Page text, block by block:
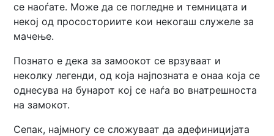
се наоѓате. Може да се погледне и темницата и
некој од прососториите кои некогаш служеле за
мачење.
Познато е дека за замоокот се врзуваат и
неколку легенди, од која најпозната е онаа која се
однесува на бунарот кој се наѓа во внатрешноста
на замокот.
Сепак, најмногу се сложуваат да адефиницијата